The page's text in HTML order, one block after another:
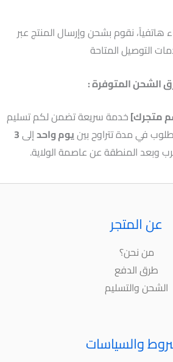
هاتفياً، نقوم بشحن وإرسال المنتج عبر
التوصيل المتاحة
الشحن المتوفرة :
متجرك]خدمة سريعة تضمن لكم تسليم
في مدة تتراوح بينيوم واحدإلى3
وبعد المنطقة عن عاصمة الولاية.
عن المتجر
من نحن؟
طرق الدفع
الشحن والتسليم
والسياسات